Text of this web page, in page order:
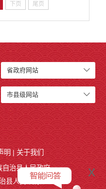
下页 尾页
省政府网站
市县级网站
明 | 关于我们
自治县人民政府
县人民政府办公室
x